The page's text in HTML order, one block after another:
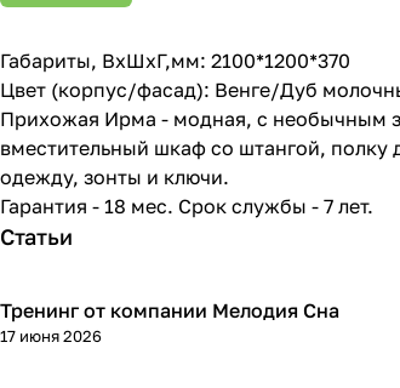
Габариты, ВхШхГ,мм: 2100*1200*370
Цвет (корпус/фасад): Венге/Дуб
Прихожая Ирма - модная, с необычным
вместительный шкаф со штангой,
одежду, зонты и ключи.
Гарантия - 18 мес. Срок службы - 7 лет.
Статьи
Тренинг от компании Мелодия Сна
17 июня 2026